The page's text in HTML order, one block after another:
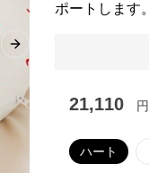
Next slide
ポートします。
21,110 円
ハート